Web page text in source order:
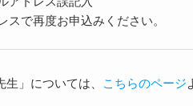
で再度お申込みください。
生」については、 こちらのページ